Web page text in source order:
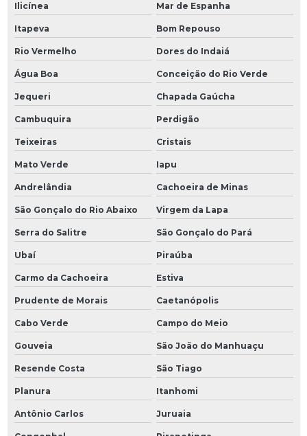
Ilicínea Mar de Espanha
Itapeva Bom Repouso
Rio Vermelho Dores do Indaiá
Água Boa Conceição do Rio Verde
Jequeri Chapada Gaúcha
Cambuquira Perdigão
Teixeiras Cristais
Mato Verde Iapu
Andrelândia Cachoeira de Minas
São Gonçalo do Rio Abaixo Virgem da Lapa
Serra do Salitre São Gonçalo do Pará
Ubaí Piraúba
Carmo da Cachoeira Estiva
Prudente de Morais Caetanópolis
Cabo Verde Campo do Meio
Gouveia São João do Manhuaçu
Resende Costa São Tiago
Planura Itanhomi
Antônio Carlos Juruaia